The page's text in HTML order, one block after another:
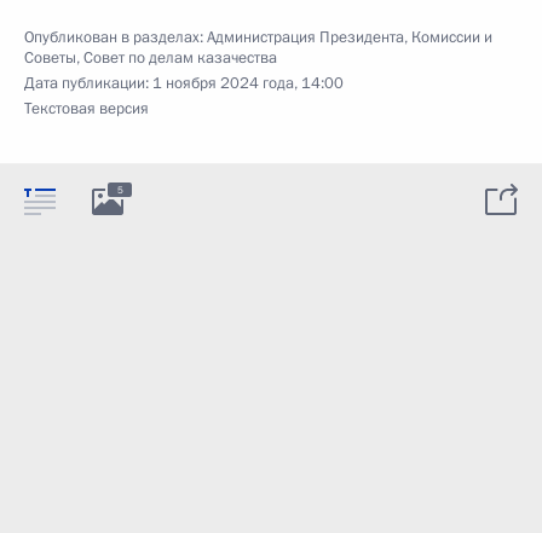
Опубликован в разделах:Администрация Президента, Комиссии и
Советы,Совет по делам казачества
Дата публикации: 1 ноября 2024 года, 14:00
Текстовая версия
5